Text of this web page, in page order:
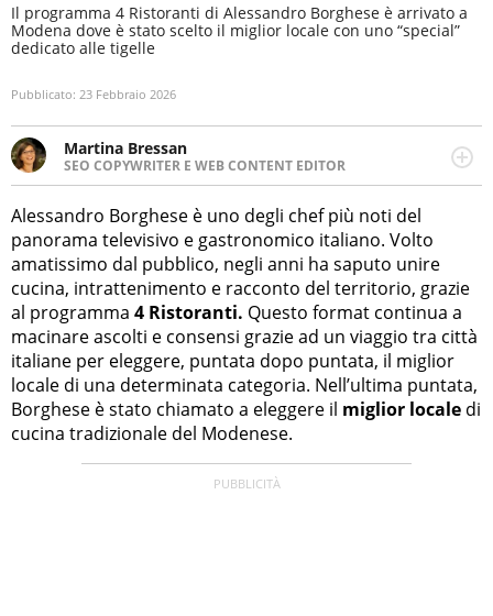
Il programma 4 Ristoranti di Alessandro Borghese è arrivato a
Modena dove è stato scelto il miglior locale con uno “special”
dedicato alle tigelle
Pubblicato: 23 Febbraio 2026
Martina Bressan
SEO COPYWRITER E WEB CONTENT EDITOR
Appassionata di viaggi, di trail running e di yoga, ama
scoprire nuovi posti e nuove culture. Curiosa,
determinata e intraprendente adora leggere ma
soprattutto scrivere.
Alessandro Borghese è uno degli chef più noti del
panorama televisivo e gastronomico italiano. Volto
amatissimo dal pubblico, negli anni ha saputo unire
cucina, intrattenimento e racconto del territorio, grazie
al programma 4 Ristoranti. Questo format continua a
macinare ascolti e consensi grazie ad un viaggio tra città
italiane per eleggere, puntata dopo puntata, il miglior
locale di una determinata categoria. Nell’ultima puntata,
Borghese è stato chiamato a eleggere il miglior locale di
cucina tradizionale del Modenese.